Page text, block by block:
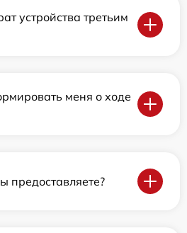
устройства третьим
меня о ходе
предоставляете?